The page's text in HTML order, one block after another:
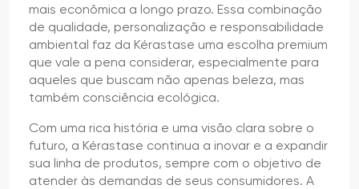
mais econômica a longo prazo. Essa combinação
de qualidade, personalização e responsabilidade
ambiental faz da Kérastase uma escolha premium
que vale a pena considerar, especialmente para
aqueles que buscam não apenas beleza, mas
também consciência ecológica.
Com uma rica história e uma visão clara sobre o
futuro, a Kérastase continua a inovar e a expandir
sua linha de produtos, sempre com o objetivo de
atender às demandas de seus consumidores. A